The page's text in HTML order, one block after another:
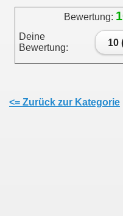
Bewertung:
Deine
Bewertung:
10
<= Zurück zur Kategorie